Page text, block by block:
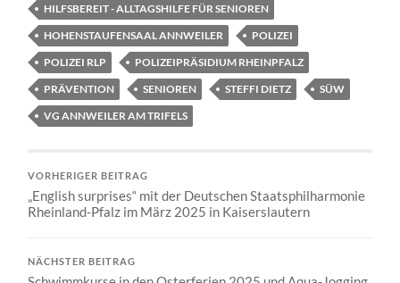
HILFSBEREIT - ALLTAGSHILFE FÜR SENIOREN
HOHENSTAUFENSAAL ANNWEILER
POLIZEI
POLIZEI RLP
POLIZEIPRÄSIDIUM RHEINPFALZ
PRÄVENTION
SENIOREN STEFFI DIETZ
SÜW
VG ANNWEILER AM TRIFELS
VORHERIGER BEITRAG
„English surprises“ mit der Deutschen Staatsphilharmonie
Rheinland-Pfalz im März 2025 in Kaiserslautern
NÄCHSTER BEITRAG